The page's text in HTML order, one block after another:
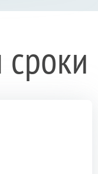
сроки